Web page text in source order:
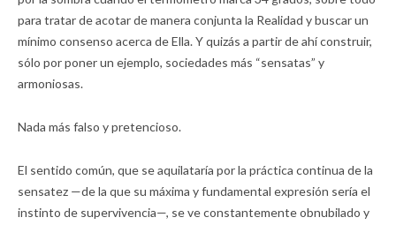
para tratar de acotar de manera conjunta la Realidad y buscar un
mínimo consenso acerca de Ella. Y quizás a partir de ahí construir,
sólo por poner un ejemplo, sociedades más “sensatas” y
armoniosas.
Nada más falso y pretencioso.
El sentido común, que se aquilataría por la práctica continua de la
sensatez —de la que su máxima y fundamental expresión sería el
instinto de supervivencia—, se ve constantemente obnubilado y